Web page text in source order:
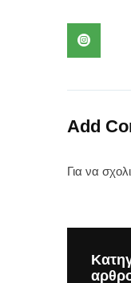
o
k
Add
Για να